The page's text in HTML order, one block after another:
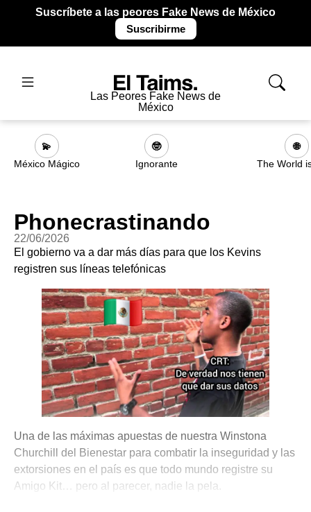
Suscríbete a las peores Fake News de México
Suscribirme
Las Peores Fake News de
México
💫
México Mágico
🤓
Ignorante
🌐
The World
Phonecrastinando
22/06/2026
El gobierno va a dar más días para que los Kevins
registren sus líneas telefónicas
Una de las máximas apuestas de nuestra Winstona
Churchill del Bienestar para combatir la inseguridad y las
extorsiones en el país es que todo mundo registre su
Amigo Kit… pero al parecer, nadie la pela.